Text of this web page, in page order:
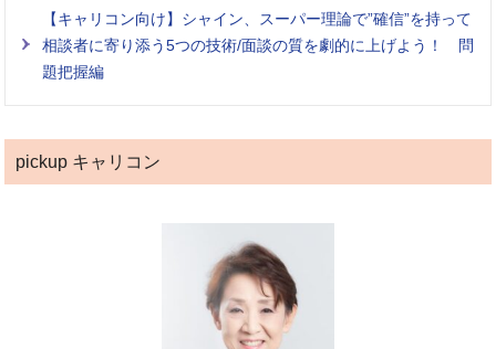
【キャリコン向け】シャイン、スーパー理論で”確信”を持って
相談者に寄り添う5つの技術/面談の質を劇的に上げよう！ 問
題把握編
pickup キャリコン